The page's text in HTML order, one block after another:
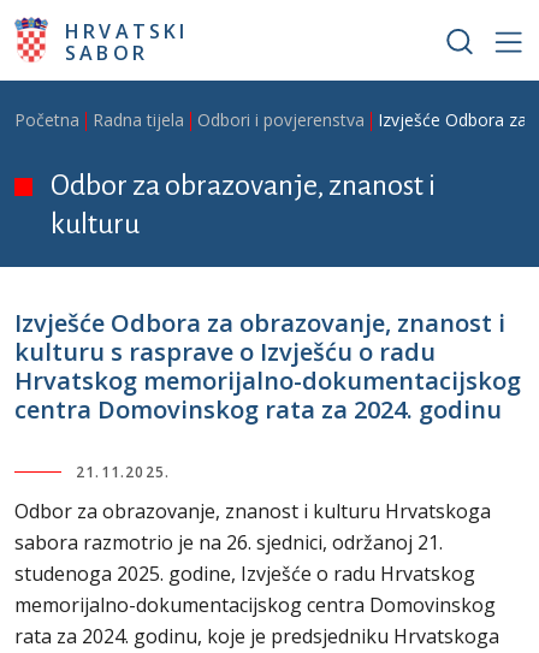
Skoči na glavni sadržaj
HRVATSKI
SABOR
Breadcrumb
Početna Radna tijela Odbori i povjerenstva Izvješće Odbora za
Odbor za obrazovanje, znanost i
kulturu
Izvješće Odbora za obrazovanje, znanost i
kulturu s rasprave o Izvješću o radu
Hrvatskog memorijalno-dokumentacijskog
centra Domovinskog rata za 2024. godinu
21.11.2025.
Odbor za obrazovanje, znanost i kulturu Hrvatskoga
sabora razmotrio je na 26. sjednici, održanoj 21.
studenoga 2025. godine, Izvješće o radu Hrvatskog
memorijalno-dokumentacijskog centra Domovinskog
rata za 2024. godinu, koje je predsjedniku Hrvatskoga